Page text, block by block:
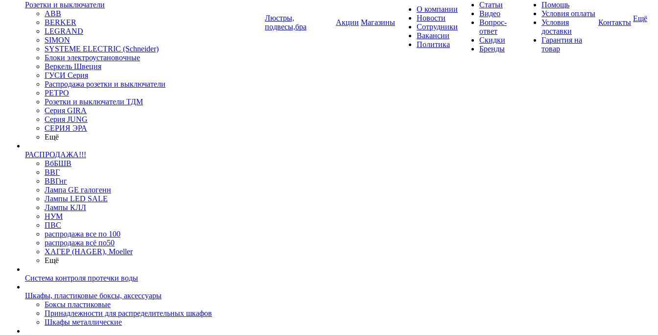
Розетки и выключатели
ABB
BERKER
LEGRAND
SIMON
SYSTEME ELECTRIC (Schneider)
Блоки электроустановочные
Веркель Швеция
ГУСИ Серия
Распродажа розетки и выключатели
РЕТРО
Розетки и выключатели ТДМ
Серия GIRA
Серия JUNG
СЕРИЯ ЭРА
Ещё
РАСПРОДАЖА!!!
ВбБШВ
ВВГ
ВВГнг
Лампа GE галогенн
Лампы LED SALE
Лампы КЛЛ
НУМ
ПВС
распродажа все по 100
распродажа всё по50
ХАГЕР (HAGER), Moeller
Ещё
Система контроля протечки воды
Шкафы, пластиковые боксы, аксессуары
Боксы пластиковые
Принадлежности для распределительных шкафов
Шкафы металлические
Люстры,
подвесы,бра
Акции Магазины
О компании
Новости
Сотрудники
Вакансии
Политика
Статьи
Видео
Вопрос-
ответ
Скидки
Бренды
Помощь
Условия оплаты
Условия
доставки
Гарантия на
товар
Контакты Ещё